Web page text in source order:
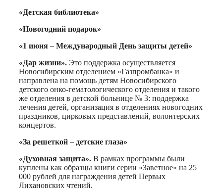
«Детская библиотека»
«Новогодний подарок»
«1 июня – Международный День защиты детей»
«Дар жизни». Это поддержка осуществляется
Новосибирским отделением «Газпромбанка» и
направлена на помощь детям Новосибирского
детского онко-гематологического отделения и такого
же отделения в детской больнице № 3: поддержка
лечения детей, организация в отделениях новогодних
праздников, цирковых представлений, волонтерских
концертов.
«За решеткой – детские глаза»
«Духовная защита». В рамках программы были
куплены как образцы книги серии «Заветное» на 25
000 рублей для награждения детей Первых
Лихановских чтений.